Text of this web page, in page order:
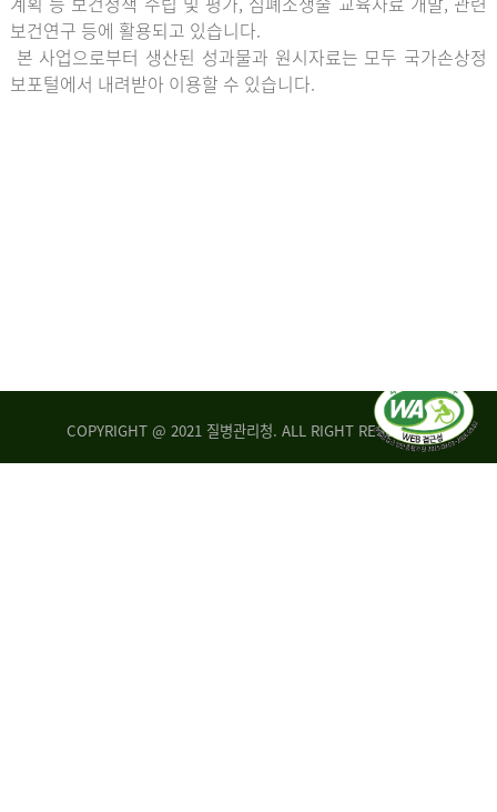
보건연구 등에 활용되고 있습니다.
본 사업으로부터 생산된 성과물과 원시자료는 모두 국가손상정
보포털에서 내려받아 이용할 수 있습니다.
COPYRIGHT @ 2021 질병관리청. ALL RIGHT RESERVED